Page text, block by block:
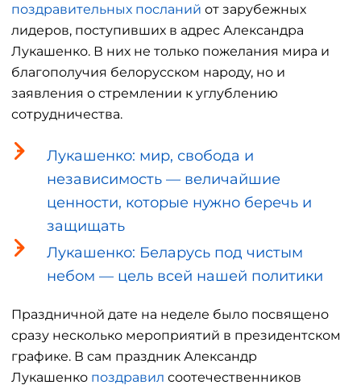
поздравительных посланий от зарубежных
лидеров, поступивших в адрес Александра
Лукашенко. В них не только пожелания мира и
благополучия белорусском народу, но и
заявления о стремлении к углублению
сотрудничества.
Лукашенко: мир, свобода и
независимость — величайшие
ценности, которые нужно беречь и
защищать
Лукашенко: Беларусь под чистым
небом — цель всей нашей политики
Праздничной дате на неделе было посвящено
сразу несколько мероприятий в президентском
графике. В сам праздник Александр
Лукашенко поздравил соотечественников